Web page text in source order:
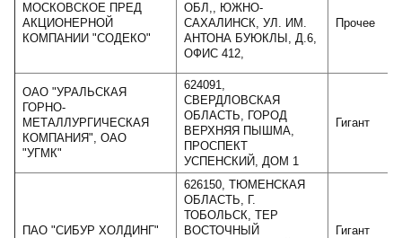
МОСКОВСКОЕ ПРЕД
АКЦИОНЕРНОЙ
КОМПАНИИ "СОДЕКО"
ОБЛ,, ЮЖНО-
САХАЛИНСК, УЛ. ИМ.
АНТОНА БУЮКЛЫ, Д.6,
ОФИС 412,
Прочее
ОАО "УРАЛЬСКАЯ
ГОРНО-
МЕТАЛЛУРГИЧЕСКАЯ
КОМПАНИЯ", ОАО
"УГМК"
624091,
СВЕРДЛОВСКАЯ
ОБЛАСТЬ, ГОРОД
ВЕРХНЯЯ ПЫШМА,
ПРОСПЕКТ
УСПЕНСКИЙ, ДОМ 1
Гигант
ПАО "СИБУР ХОЛДИНГ"
626150, ТЮМЕНСКАЯ
ОБЛАСТЬ, Г.
ТОБОЛЬСК, ТЕР
ВОСТОЧНЫЙ
Гигант